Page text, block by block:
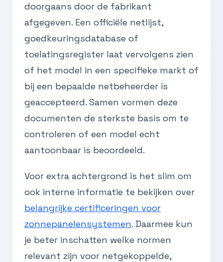
doorgaans door de fabrikant
afgegeven. Een officiële netlijst,
goedkeuringsdatabase of
toelatingsregister laat vervolgens zien
of het model in een specifieke markt of
bij een bepaalde netbeheerder is
geaccepteerd. Samen vormen deze
documenten de sterkste basis om te
controleren of een model echt
aantoonbaar is beoordeeld.
Voor extra achtergrond is het slim om
ook interne informatie te bekijken over
belangrijke certificeringen voor
zonnepanelensystemen. Daarmee kun
je beter inschatten welke normen
relevant zijn voor netgekoppelde,